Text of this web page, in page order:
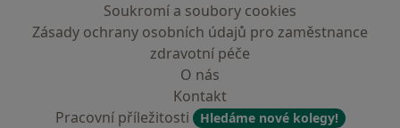
Soukromí a soubory cookies
Zásady ochrany osobních údajů pro zaměstnance
zdravotní péče
O nás
Kontakt
Pracovní příležitosti
Hledáme nové kolegy!